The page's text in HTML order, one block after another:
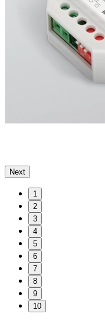
Next
1
2
3
4
5
6
7
8
9
10